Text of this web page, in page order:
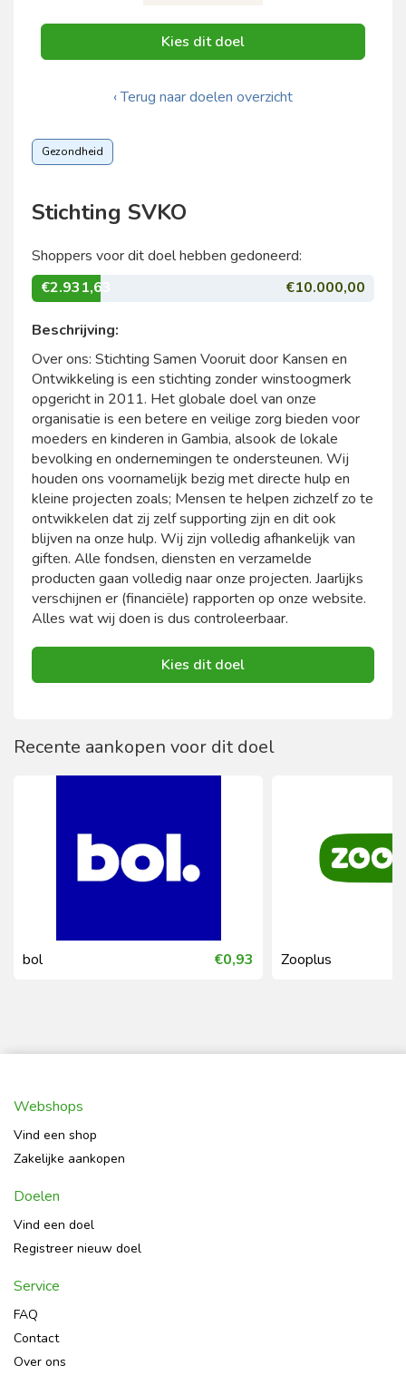
Kies dit doel
‹ Terug naar doelen overzicht
Gezondheid
Stichting SVKO
Shoppers voor dit doel hebben gedoneerd:
€2.931,63
€10.000,00
Beschrijving:
Over ons: Stichting Samen Vooruit door Kansen en
Ontwikkeling is een stichting zonder winstoogmerk
opgericht in 2011. Het globale doel van onze
organisatie is een betere en veilige zorg bieden voor
moeders en kinderen in Gambia, alsook de lokale
bevolking en ondernemingen te ondersteunen. Wij
houden ons voornamelijk bezig met directe hulp en
kleine projecten zoals; Mensen te helpen zichzelf zo te
ontwikkelen dat zij zelf supporting zijn en dit ook
blijven na onze hulp. Wij zijn volledig afhankelijk van
giften. Alle fondsen, diensten en verzamelde
producten gaan volledig naar onze projecten. Jaarlijks
verschijnen er (financiële) rapporten op onze website.
Alles wat wij doen is dus controleerbaar.
Kies dit doel
Recente aankopen voor dit doel
bol €0,93 Zooplus
Webshops
Vind een shop
Zakelijke aankopen
Doelen
Vind een doel
Registreer nieuw doel
Service
FAQ
Contact
Over ons